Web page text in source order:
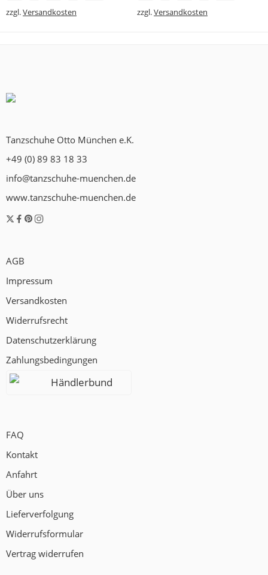
zzgl.Versandkosten zzgl.Versandkosten
Tanzschuhe Otto München e.K.
+49 (0) 89 83 18 33
info@tanzschuhe-muenchen.de
www.tanzschuhe-muenchen.de
AGB
Impressum
Versandkosten
Widerrufsrecht
Datenschutzerklärung
Zahlungsbedingungen
Händlerbund
FAQ
Kontakt
Anfahrt
Über uns
Lieferverfolgung
Widerrufsformular
Vertrag widerrufen